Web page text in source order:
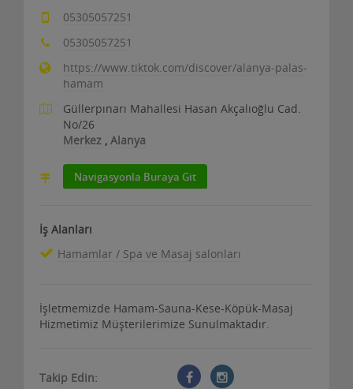
05305057251
05305057251
https://www.tiktok.com/discover/alanya-palas-
hamam
Güllerpınarı Mahallesi Hasan Akçalıoğlu Cad.
No/26
Merkez , Alanya
Navigasyonla Buraya Git
İş Alanları
Hamamlar / Spa ve Masaj salonları
İşletmemizde Hamam-Sauna-Kese-Köpük-Masaj
Hizmetimiz Müşterilerimize Sunulmaktadır.
Takip Edin: